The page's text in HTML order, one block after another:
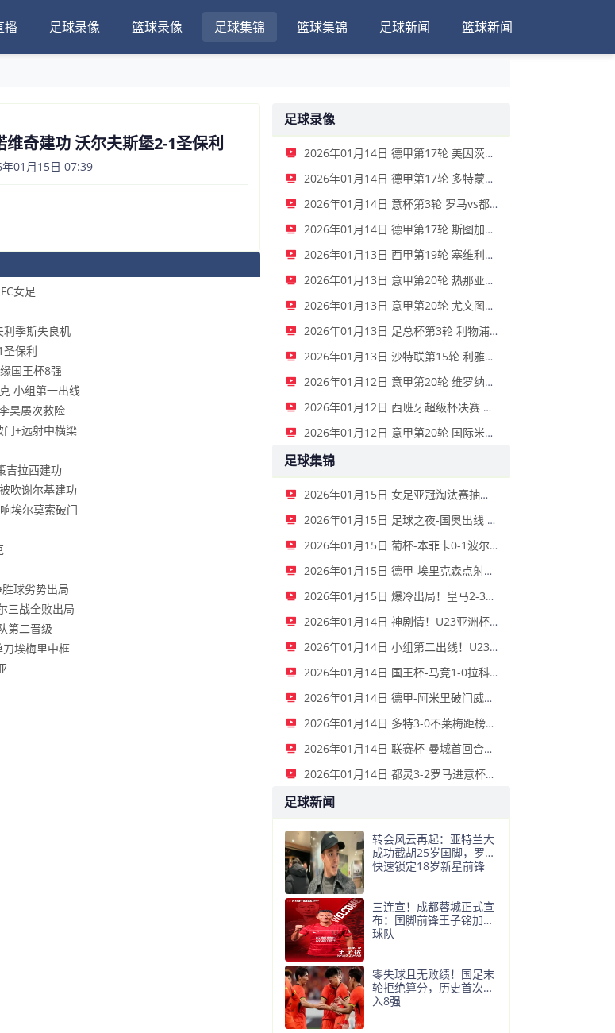
播 足球录像 篮球录像 足球集锦 篮球集锦 足球新闻 篮球新闻
奇建功 沃尔夫斯堡2-1圣保利
01月15日 07:39
女足
季斯失良机
保利
国王杯8强
小组第一出线
昊屡次救险
+远射中横梁
吉拉西建功
吹谢尔基建功
埃尔莫索破门
球劣势出局
三战全败出局
第二晋级
埃梅里中框
足球录像
2026年01月14日 德甲第17轮 美因茨vs海登海姆 全场录像
2026年01月14日 德甲第17轮 多特蒙德vs不莱梅 全场录像
2026年01月14日 意杯第3轮 罗马vs都灵 全场录像
2026年01月14日 德甲第17轮 斯图加特vs法兰克福 全场录像
2026年01月13日 西甲第19轮 塞维利亚vs塞尔塔 全场录像
2026年01月13日 意甲第20轮 热那亚vs卡利亚里 全场录像
2026年01月13日 意甲第20轮 尤文图斯vs克雷莫内塞 全场录像
2026年01月13日 足总杯第3轮 利物浦vs巴恩斯利 全场录像
2026年01月13日 沙特联第15轮 利雅得新月vs利雅得胜利 全场录像
2026年01月12日 意甲第20轮 维罗纳vs拉齐奥 全场录像
2026年01月12日 西班牙超级杯决赛 巴塞罗那vs皇家马德里 全场录像
2026年01月12日 意甲第20轮 国际米兰vs那不勒斯 全场录像
足球集锦
2026年01月15日 女足亚冠淘汰赛抽签-武汉女足亚冠1/4决赛抽到水原FC女足
2026年01月15日 足球之夜-国奥出线 草根逆袭之旅
2026年01月15日 葡杯-本菲卡0-1波尔图止步八强 贝德纳雷克制胜帕夫利季斯失良机
2026年01月15日 德甲-埃里克森点射佩伊契诺维奇建功 沃尔夫斯堡2-1圣保利
2026年01月15日 爆冷出局！皇马2-3遭西乙队阿尔瓦塞特补时绝杀 无缘国王杯8强
2026年01月14日 神剧情！U23亚洲杯-澳大利亚补时连入两球2-1伊拉克 小组第一出线
2026年01月14日 小组第二出线！U23国足0-0泰国将战乌兹别克斯坦 李昊屡次救险
2026年01月14日 国王杯-马竞1-0拉科鲁尼亚 格列兹曼十分角任意球破门+远射中横梁
2026年01月14日 德甲-阿米里破门威德默建功 美因茨2-1海登海姆
2026年01月14日 多特3-0不莱梅距榜首8分 施洛特贝克头球破门萨比策吉拉西建功
2026年01月14日 联赛杯-曼城首回合2-0纽卡 塞梅尼奥连场破门+进球被吹谢尔基建功
2026年01月14日 都灵3-2罗马进意杯八强战国米 伊尔汗绝杀亚当斯双响埃尔莫索破门
足球新闻
转会风云再起：亚特兰大
成功截胡25岁国脚，罗马
快速锁定18岁新星前锋
三连宣！成都蓉城正式宣
布：国脚前锋王子铭加盟
球队
零失球且无败绩！国足末
轮拒绝算分，历史首次进
入8强